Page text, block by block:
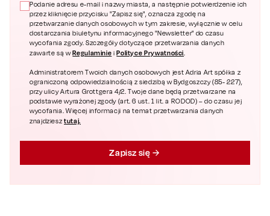
Podanie adresu e-mail i nazwy miasta, a następnie potwierdzenie ich
przez kliknięcie przycisku "Zapisz się", oznacza zgodę na
przetwarzanie danych osobowych w tym zakresie, wyłącznie w celu
dostarczania biuletynu informacyjnego "Newsletter" do czasu
wycofania zgody. Szczegóły dotyczące przetwarzania danych
zawarte są wRegulaminie i Polityce Prywatności.
Administratorem Twoich danych osobowych jest Adria Art spółka z
ograniczoną odpowiedzialnością z siedzibą w Bydgoszczy (85- 227),
przy ulicy Artura Grottgera 4/2. Twoje dane będą przetwarzane na
podstawie wyrażonej zgody (art. 6 ust. 1 lit. a RODOD) – do czasu jej
wycofania. Więcej informacji na temat przetwarzania danych
znajdziesztutaj.
Zapisz się